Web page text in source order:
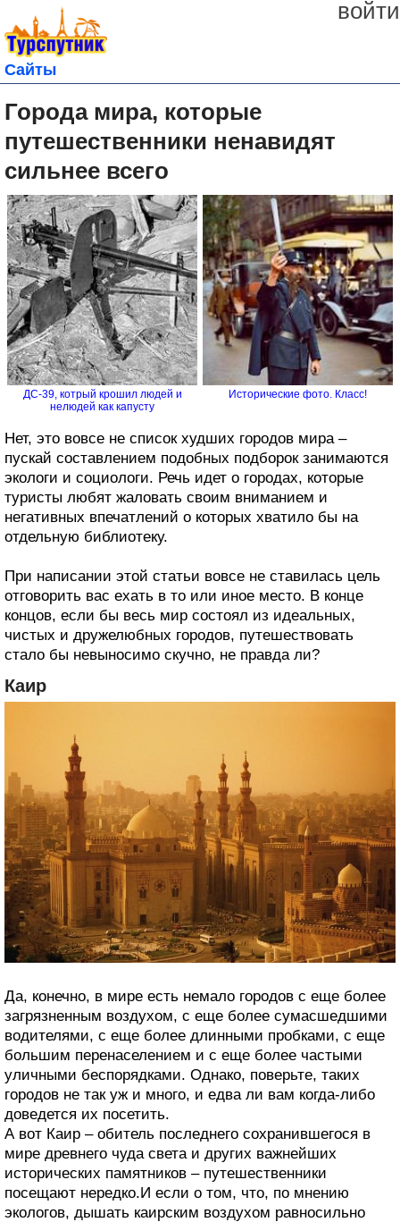
войти
Сайты
Города мира, которые
путешественники ненавидят
сильнее всего
ДС-39, котрый крошил людей и
нелюдей как капусту
Исторические фото. Класс!
Нет, это вовсе не список худших городов мира –
пускай составлением подобных подборок занимаются
экологи и социологи. Речь идет о городах, которые
туристы любят жаловать своим вниманием и
негативных впечатлений о которых хватило бы на
отдельную библиотеку.
При написании этой статьи вовсе не ставилась цель
отговорить вас ехать в то или иное место. В конце
концов, если бы весь мир состоял из идеальных,
чистых и дружелюбных городов, путешествовать
стало бы невыносимо скучно, не правда ли?
Каир
Да, конечно, в мире есть немало городов с еще более
загрязненным воздухом, с еще более сумасшедшими
водителями, с еще более длинными пробками, с еще
большим перенаселением и с еще более частыми
уличными беспорядками. Однако, поверьте, таких
городов не так уж и много, и едва ли вам когда-либо
доведется их посетить.
А вот Каир – обитель последнего сохранившегося в
мире древнего чуда света и других важнейших
исторических памятников – путешественники
посещают нередко.И если о том, что, по мнению
экологов, дышать каирским воздухом равносильно